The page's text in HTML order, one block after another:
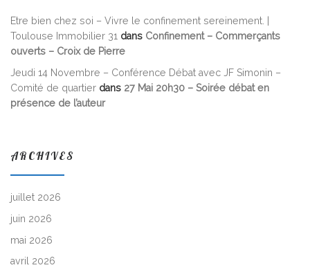
Etre bien chez soi – Vivre le confinement sereinement. |
Toulouse Immobilier 31 dans Confinement – Commerçants
ouverts – Croix de Pierre
Jeudi 14 Novembre – Conférence Débat avec JF Simonin –
Comité de quartier dans 27 Mai 20h30 – Soirée débat en
présence de l’auteur
ARCHIVES
juillet 2026
juin 2026
mai 2026
avril 2026